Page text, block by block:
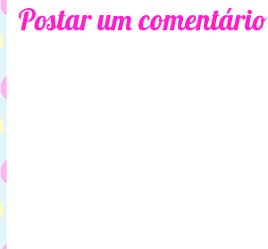
Postar um comentário